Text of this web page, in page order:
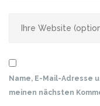
Name, E-Mail-Adresse
meinen nächsten